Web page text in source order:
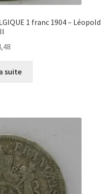
1 franc 1904 – Léopold
II
suite